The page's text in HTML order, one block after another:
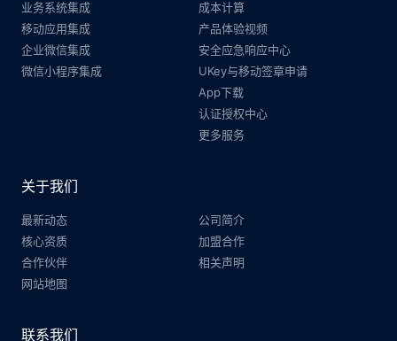
业务系统集成
移动应用集成
企业微信集成
微信小程序集成
成本计算
产品体验视频
安全应急响应中心
UKey与移动签章申请
App下载
认证授权中心
更多服务
关于我们
最新动态
公司简介
核心资质
加盟合作
合作伙伴
相关声明
网站地图
联系我们